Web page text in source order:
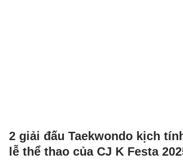
2 giải đấu Taekwondo kịch
lễ thể thao của CJ K Festa